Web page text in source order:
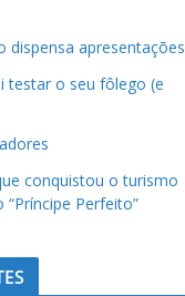
dispensa apresentações
testar o seu fôlego (e
conquistou o turismo
Perfeito”